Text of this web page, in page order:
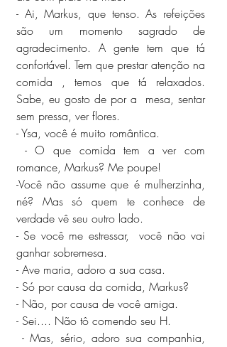
- Ai, Markus, que tenso. As refeições
são um momento sagrado de
agradecimento. A gente tem que tá
confortável. Tem que prestar atenção na
comida , temos que tá relaxados.
Sabe, eu gosto de por a  mesa, sentar
sem pressa, ver flores.
- Ysa, você é muito romântica.
romance, Markus? Me poupe!
-Você não assume que é mulherzinha,
né? Mas só quem te conhece de
verdade vê seu outro lado.
- Se você me estressar,  você não vai
ganhar sobremesa.
- Ave maria, adoro a sua casa.
- Só por causa da comida, Markus?
- Não, por causa de você amiga.
- Sei.... Não tô comendo seu H.
- Mas, sério, adoro sua companhia,